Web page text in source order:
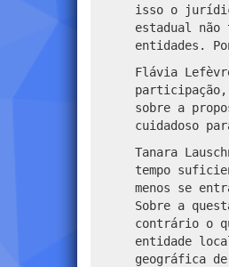
isso o
estadual não
entidades.
Flávia
participação,
sobre a
cuidadoso
Tanara
tempo
menos se
Sobre a
contrário o
entidade
geográfica